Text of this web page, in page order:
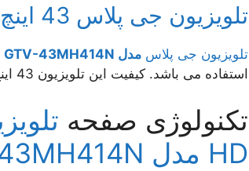
تلویزیون جی پلاس 43 اینچ Full HD
تلویزیون جی پلاس مدل GTV-43MH414N
استفاده می باشد. کیفیت این تلویزیون 43 اینچ در حد
تکنولوژی صفحه
HD مدل GTV-43MH414N